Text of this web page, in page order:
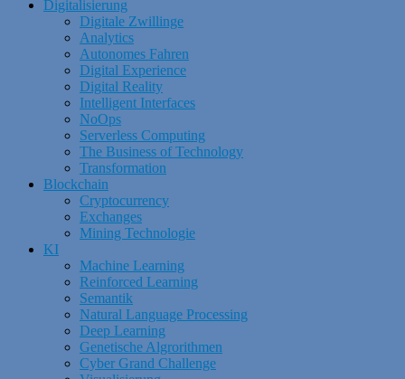
Digitalisierung
Digitale Zwillinge
Analytics
Autonomes Fahren
Digital Experience
Digital Reality
Intelligent Interfaces
NoOps
Serverless Computing
The Business of Technology
Transformation
Blockchain
Cryptocurrency
Exchanges
Mining Technologie
KI
Machine Learning
Reinforced Learning
Semantik
Natural Language Processing
Deep Learning
Genetische Algrorithmen
Cyber Grand Challenge